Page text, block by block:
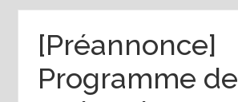
[Préannonce]
Programme de